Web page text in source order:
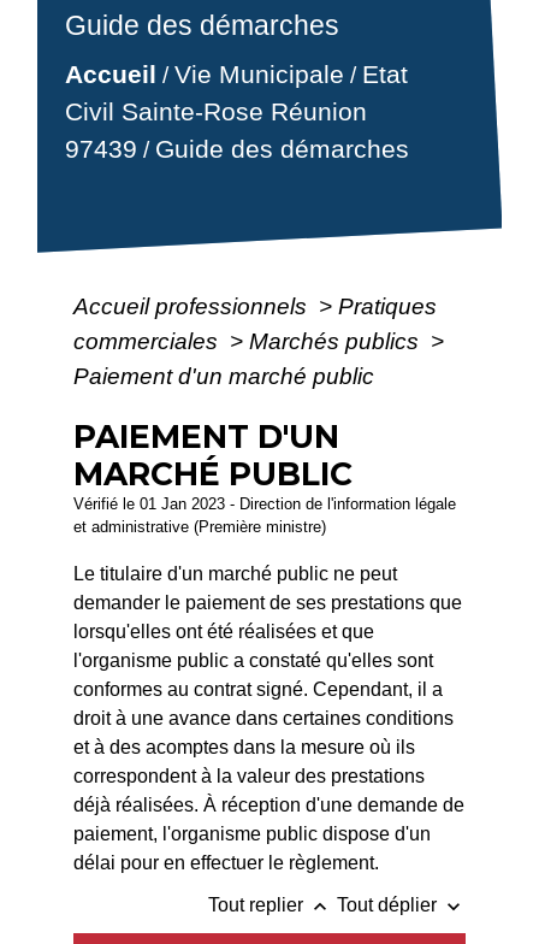
Guide des démarches
Accueil /Vie Municipale / Etat
Civil Sainte-Rose Réunion
97439 / Guide des démarches
Accueil professionnels > Pratiques
commerciales > Marchés publics >
Paiement d'un marché public
PAIEMENT D'UN
MARCHÉ PUBLIC
Vérifié le 01 Jan 2023 - Direction de l'information légale
et administrative (Première ministre)
Le titulaire d'un marché public ne peut
demander le paiement de ses prestations que
lorsqu'elles ont été réalisées et que
l'organisme public a constaté qu'elles sont
conformes au contrat signé. Cependant, il a
droit à une avance dans certaines conditions
et à des acomptes dans la mesure où ils
correspondent à la valeur des prestations
déjà réalisées. À réception d'une demande de
paiement, l'organisme public dispose d'un
délai pour en effectuer le règlement.
Tout replier keyboard_arrow_up Tout déplier keyboard_arrow_down